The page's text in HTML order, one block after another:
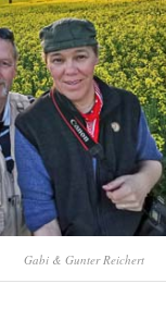
Gabi & Gunter Reichert